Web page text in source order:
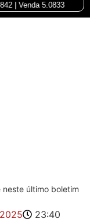
| Venda 5.0833
último boletim
23:40